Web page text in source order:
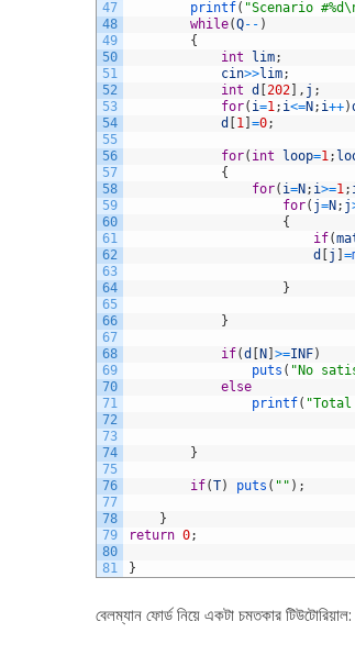
47
48
49
50
51
52
53
54
55
56
57
58
59
60
61
62
63
64
65
66
67
68
69
70
71
72
73
74
75
76
77
78
79
80
81
printf( "Scenario
while(Q-- )
{
int
lim;
cin>>lim;
int d 202 , j ;
for( i=1; i<=N ; i++)
d
1 =0;
for( int loop=1;
{
for( i=N ; i>=1;
for( j=N ; j
{
if(
d
j =
}
}
if(d N >=INF)
puts ( "No
else
printf(
}
if(T) puts ( "" ) ;
}
return 0;
}
বেলম্যান ফোর্ড নিয়ে একটা চমতকার টিউটোরিয়াল: